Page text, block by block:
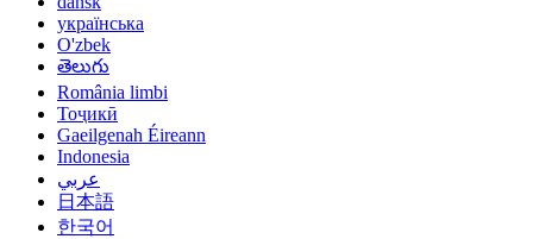
українська
O'zbek
తెలుగు
România limbi
Тоҷикӣ
Gaeilgenah Éireann
Indonesia
عربي
日本語
한국어